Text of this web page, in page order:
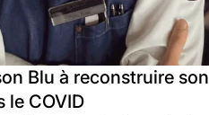
Blu à reconstruire son
le COVID